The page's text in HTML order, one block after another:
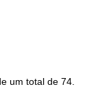
um total de 74.